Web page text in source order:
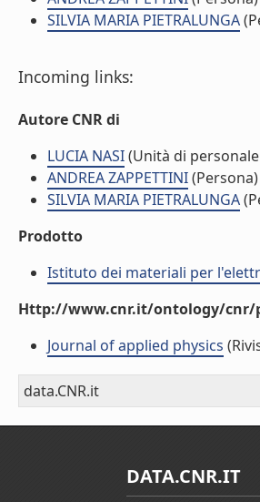
SILVIA MARIA PIETRALUNGA
Incoming links:
Autore CNR di
LUCIA NASI(Unità di
ANDREA ZAPPETTINI(Persona)
SILVIA MARIA PIETRALUNGA
Prodotto
Istituto dei materiali per
Http://www.cnr.it/ontology/cnr/
Journal of applied physics
data.CNR.it
DATA.CNR.IT